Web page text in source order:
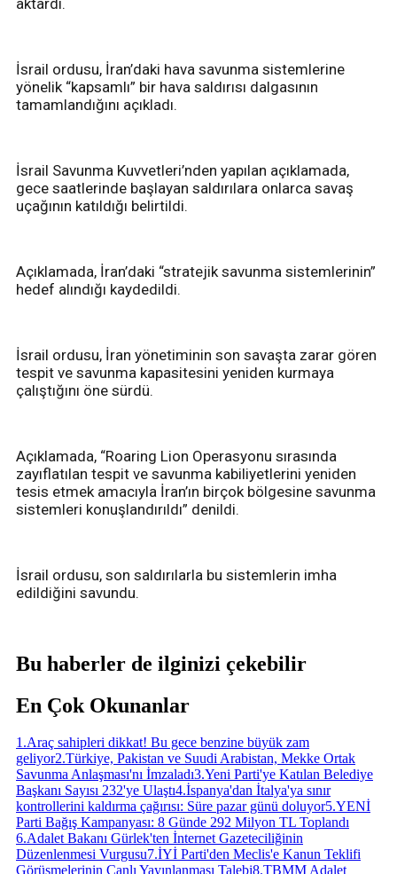
İsrail ordusu, İran’daki hava savunma sistemlerine
yönelik “kapsamlı” bir hava saldırısı dalgasının
tamamlandığını açıkladı.
İsrail Savunma Kuvvetleri’nden yapılan açıklamada,
gece saatlerinde başlayan saldırılara onlarca savaş
uçağının katıldığı belirtildi.
Açıklamada, İran’daki “stratejik savunma sistemlerinin”
hedef alındığı kaydedildi.
İsrail ordusu, İran yönetiminin son savaşta zarar gören
tespit ve savunma kapasitesini yeniden kurmaya
çalıştığını öne sürdü.
Açıklamada, “Roaring Lion Operasyonu sırasında
zayıflatılan tespit ve savunma kabiliyetlerini yeniden
tesis etmek amacıyla İran’ın birçok bölgesine savunma
sistemleri konuşlandırıldı” denildi.
İsrail ordusu, son saldırılarla bu sistemlerin imha
edildiğini savundu.
Bu haberler de ilginizi çekebilir
En Çok Okunanlar
1.Araç sahipleri dikkat! Bu gece benzine büyük zam
geliyor2.Türkiye, Pakistan ve Suudi Arabistan, Mekke Ortak
Savunma Anlaşması'nı İmzaladı3.Yeni Parti'ye Katılan Belediye
Başkanı Sayısı 232'ye Ulaştı4.İspanya'dan İtalya'ya sınır
kontrollerini kaldırma çağırısı: Süre pazar günü doluyor5.YENİ
Parti Bağış Kampanyası: 8 Günde 292 Milyon TL Toplandı
6.Adalet Bakanı Gürlek'ten İnternet Gazeteciliğinin
Düzenlenmesi Vurgusu7.İYİ Parti'den Meclis'e Kanun Teklifi
Görüşmelerinin Canlı Yayınlanması Talebi8.TBMM Adalet